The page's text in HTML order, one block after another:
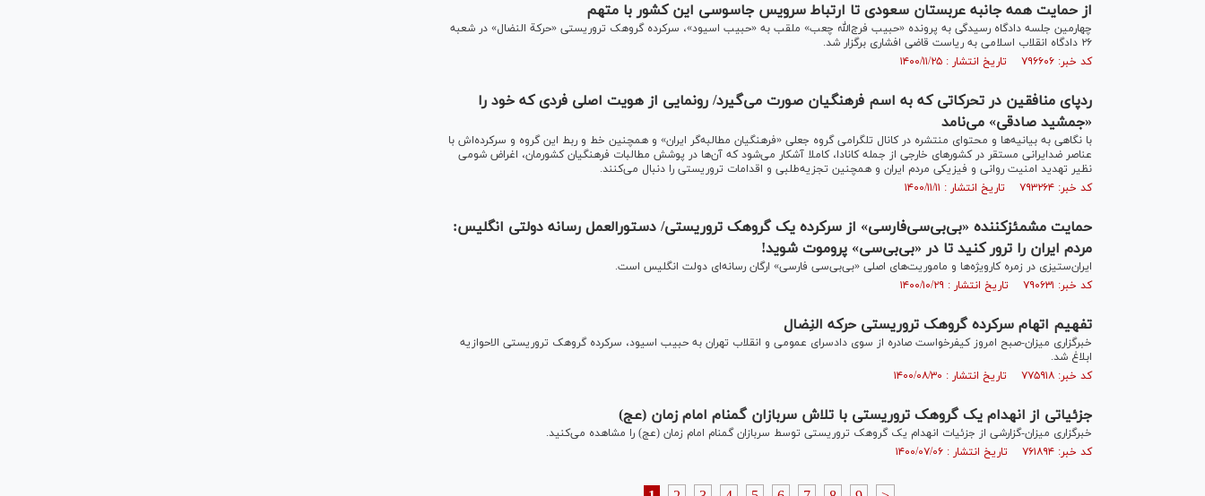
از حمایت همه جانبه عربستان سعودی تا ارتباط سرویس جاسوسی این کشور با متهم
چهارمین جلسه دادگاه رسیدگی به پرونده «حبیب فرج‌الله چعب» ملقب به «حبیب اسیود»، سرکرده گروهک تروریستی «حرکة النضال» در شعبه
۲۶ دادگاه انقلاب اسلامی به ریاست قاضی افشاری برگزار شد.
کد خبر: ۷۹۶۶۰۶ تاریخ انتشار : ۱۴۰۰/۱۱/۲۵
ردپای منافقین در تحرکاتی که به اسم فرهنگیان صورت می‌گیرد/ رونمایی از هویت اصلی فردی که خود را
«جمشید صادقی» می‌نامد
با نگاهی به بیانیه‌ها و محتوای منتشره در کانال تلگرامی گروه جعلی «فرهنگیان مطالبه‌گر ایران» و همچنین خط و ربط این گروه و سرکرده‌اش با
عناصر ضدایرانی مستقر در کشور‌های خارجی از جمله کانادا، کاملا آشکار می‌شود که آن‌ها در پوشش مطالبات فرهنگیان کشورمان، اغراض شومی
نظیر تهدید امنیت روانی و فیزیکی مردم ایران و همچنین تجزیه‌طلبی و اقدامات تروریستی را دنبال می‌کنند.
کد خبر: ۷۹۳۲۶۴ تاریخ انتشار : ۱۴۰۰/۱۱/۱۱
حمایت مشمئزکننده «بی‌بی‌سی‌فارسی» از سرکرده یک گروهک تروریستی/ دستورالعمل رسانه دولتی انگلیس:
مردم ایران را ترور کنید تا در «بی‌بی‌سی» پروموت شوید!
ایران‌ستیزی در زمره کارویژه‌ها و ماموریت‌های اصلی «بی‌بی‌سی فارسی» ارگان رسانه‌ای دولت انگلیس است.
کد خبر: ۷۹۰۶۳۱ تاریخ انتشار : ۱۴۰۰/۱۰/۲۹
تفهیم اتهام سرکرده گروهک تروریستی حرکه النِضال
خبرگزاری میزان-صبح امروز کیفرخواست صادره از سوی دادسرای عمومی و انقلاب تهران به حبیب اسیود، سرکرده گروهک تروریستی الاحوازیه
ابلاغ شد.
کد خبر: ۷۷۵۹۱۸ تاریخ انتشار : ۱۴۰۰/۰۸/۳۰
جزئیاتی از انهدام یک گروهک تروریستی با تلاش سربازان گمنام امام زمان (عج)
خبرگزاری میزان-گزارشی از جزئیات انهدام یک گروهک تروریستی توسط سربازان گمنام امام زمان (عج) را مشاهده می‌کنید.
کد خبر: ۷۶۱۸۹۴ تاریخ انتشار : ۱۴۰۰/۰۷/۰۶